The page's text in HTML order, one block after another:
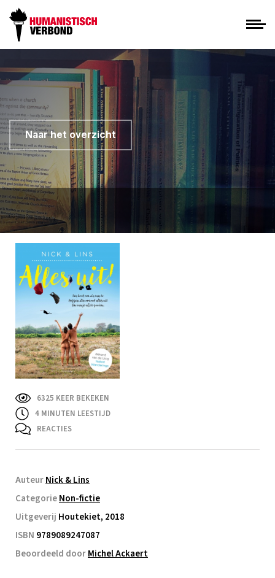
Naar het overzicht
6325 KEER BEKEKEN
4 MINUTEN LEESTIJD
REACTIES
AuteurNick & Lins
CategorieNon-fictie
Uitgeverij Houtekiet, 2018
ISBN 9789089247087
Beoordeeld doorMichel Ackaert